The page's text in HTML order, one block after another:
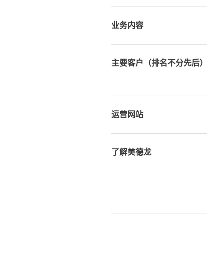
业务内容
主要客户（排名不分先后）
运营网站
了解美德龙